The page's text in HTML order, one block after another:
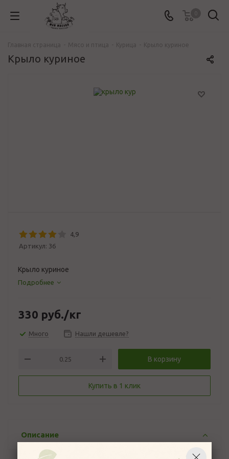
Крыло куриное
4,9
Артикул: 36
Крыло куриное
Подробнее
330 руб./кг
Много Нашли дешевле?
В корзину
Купить в 1 клик
Описание